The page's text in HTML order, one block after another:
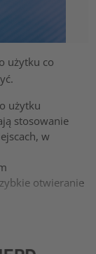
użytku co
użytku
stosowanie
w
otwieranie